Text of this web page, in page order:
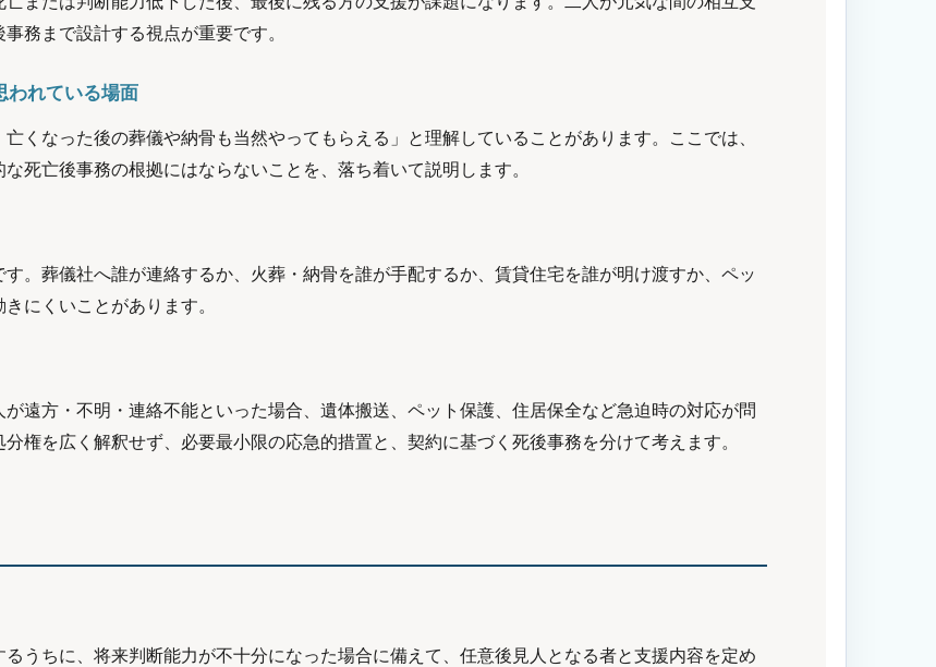
務まで設計する視点が重要です。
われている場面
くなった後の葬儀や納骨も当然やってもらえる」と理解していることがあります。ここでは、
死亡後事務の根拠にはならないことを、落ち着いて説明します。
。葬儀社へ誰が連絡するか、火葬・納骨を誰が手配するか、賃貸住宅を誰が明け渡すか、ペッ
にくいことがあります。
遠方・不明・連絡不能といった場合、遺体搬送、ペット保護、住居保全など急迫時の対応が問
権を広く解釈せず、必要最小限の応急的措置と、契約に基づく死後事務を分けて考えます。
うちに、将来判断能力が不十分になった場合に備えて、任意後見人となる者と支援内容を定め